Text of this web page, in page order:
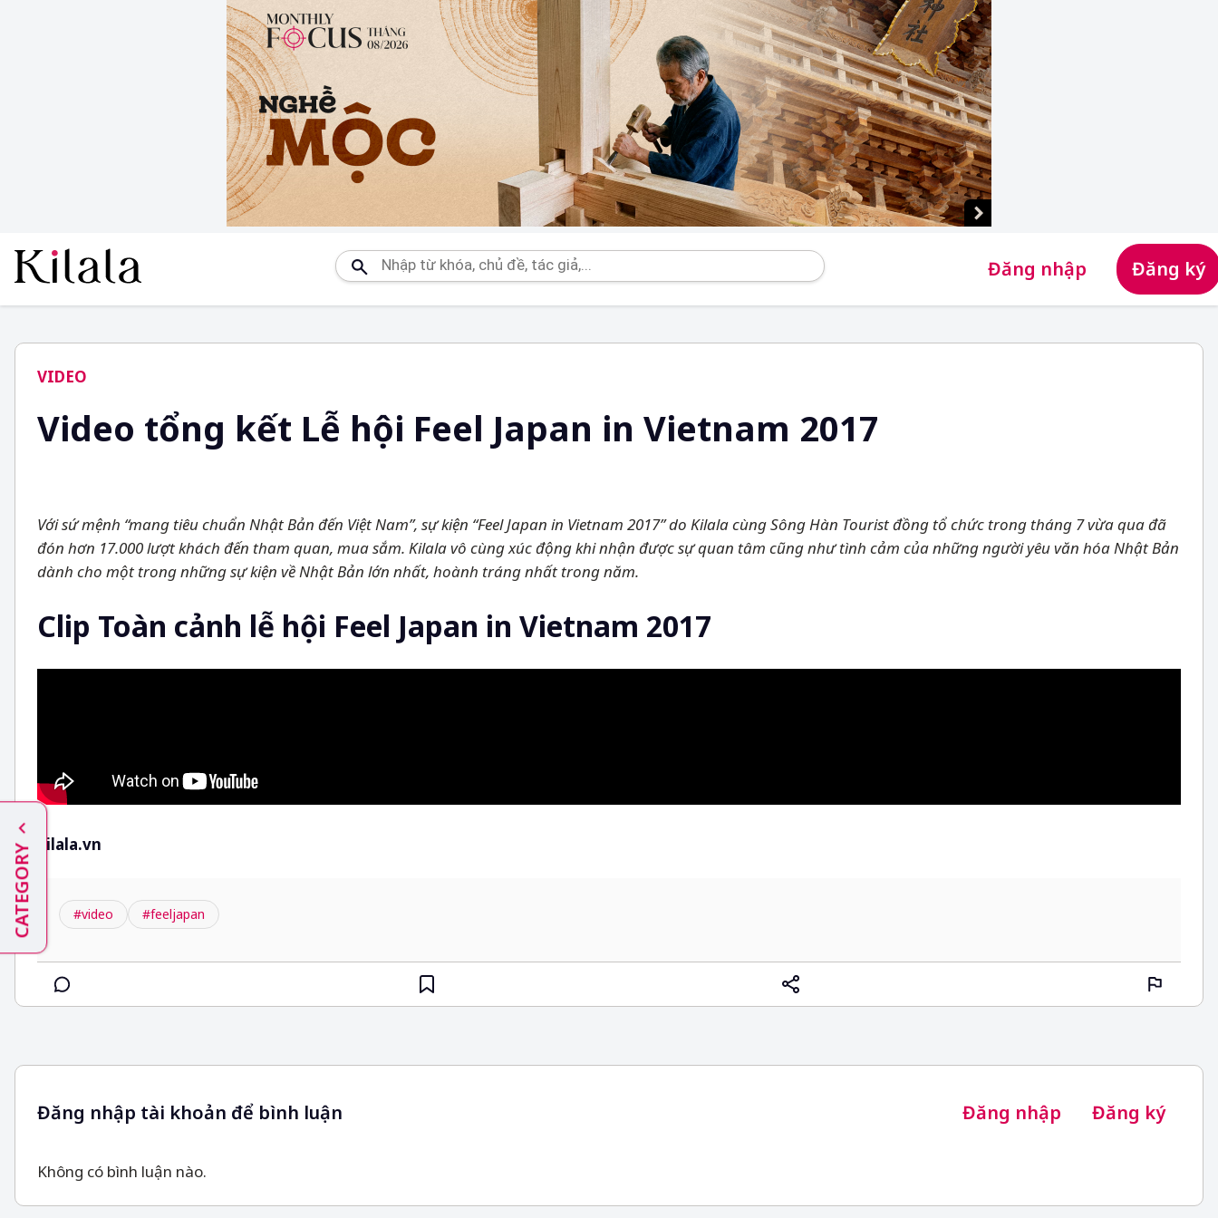
Đăng nhập Đăng ký
VIDEO
Video tổng kết Lễ hội Feel Japan in Vietnam 2017
Với sứ mệnh “mang tiêu chuẩn Nhật Bản đến Việt Nam”, sự kiện “Feel Japan in Vietnam 2017” do Kilala cùng Sông Hàn Tourist đồng tổ chức trong tháng 7 vừa qua đã
đón hơn 17.000 lượt khách đến tham quan, mua sắm. Kilala vô cùng xúc động khi nhận được sự quan tâm cũng như tình cảm của những người yêu văn hóa Nhật Bản
dành cho một trong những sự kiện về Nhật Bản lớn nhất, hoành tráng nhất trong năm.
Clip Toàn cảnh lễ hội Feel Japan in Vietnam 2017
kilala.vn
#video #feeljapan
Đăng nhập tài khoản để bình luận Đăng nhập Đăng ký
Không có bình luận nào.
CATEGORY